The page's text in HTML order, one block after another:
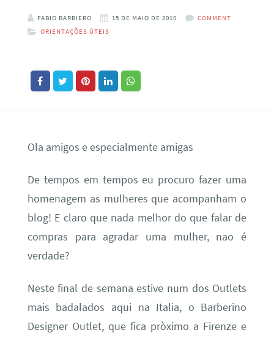
FABIO BARBIERO 15 DE MAIO DE 2010
COMMENT
ORIENTAÇÕES ÚTEIS
Ola amigos e especialmente amigas
De tempos em tempos eu procuro fazer uma
homenagem as mulheres que acompanham o
blog! E claro que nada melhor do que falar de
compras para agradar uma mulher, nao é
verdade?
Neste final de semana estive num dos Outlets
mais badalados aqui na Italia, o Barberino
Designer Outlet, que fica pròximo a Firenze e